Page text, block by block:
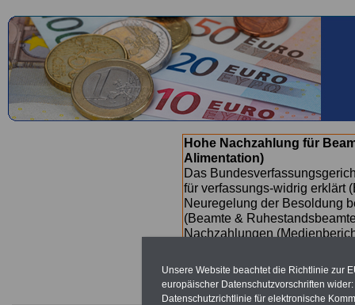
Hohe Nachzahlung für
Alimentation)
Das
für verfassungs-widrig erklärt
Neuregelung der Besoldung
(Beamte &
Nachzahlungen
SERVICE gibt hierzu eine
dem Beschluss des
wird (wahrscheinlich im
Unsere Website beachtet die Richtlinie zur
europäischer Datenschutzvorschriften
Datenschutzrichtlinie für elektronische